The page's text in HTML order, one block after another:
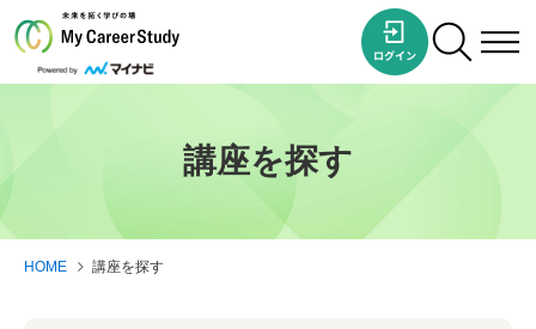
講座を探す
HOME 講座を探す